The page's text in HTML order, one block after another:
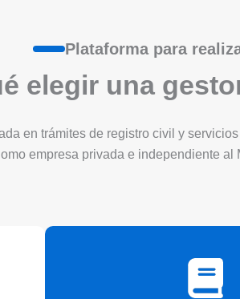
Plataforma para
elegir una
en trámites de registro civil y
empresa privada e independiente